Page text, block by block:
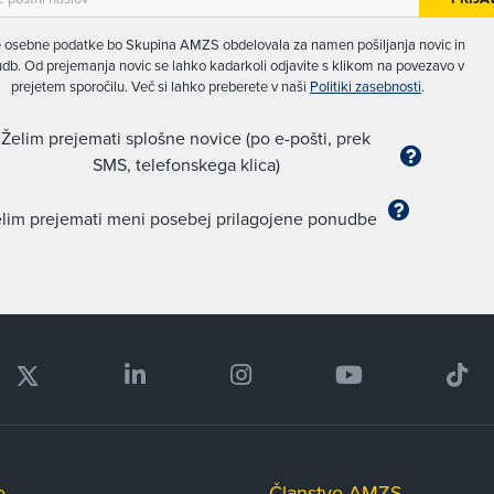
osebne podatke bo Skupina AMZS obdelovala za namen pošiljanja novic in
Od prejemanja novic se lahko kadarkoli odjavite s klikom na povezavo v
prejetem sporočilu. Več si lahko preberete v naši Politiki zasebnosti.
Želim prejemati splošne novice (po e-pošti, prek
SMS, telefonskega klica)
prejemati meni posebej prilagojene ponudbe